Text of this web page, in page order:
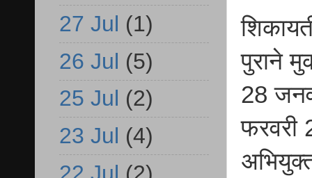
पुराने
28
27 Jul (1)
26 Jul (5)
25 Jul (2)
23 Jul (4)